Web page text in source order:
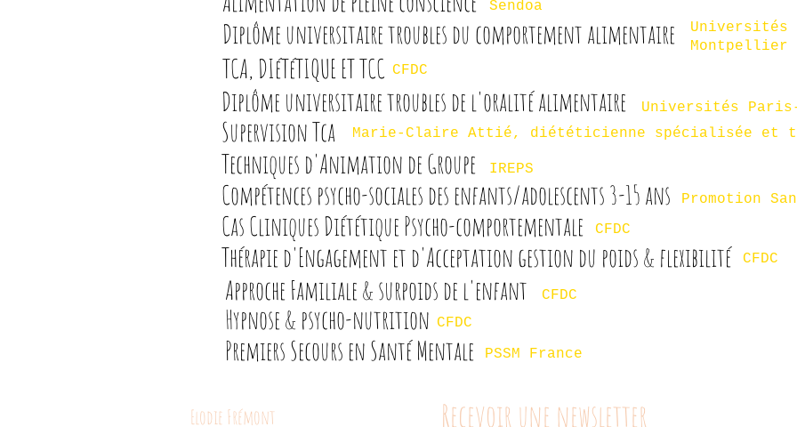
Sendoa
Diplôme universitaire troubles du comportement alimentaire
Universités
Montpellier
TCA, DIéTéTIQUE ET TCC CFDC
Diplôme universitaire troubles de l'oralité alimentaire Universités
Supervision Tca Marie-Claire Attié, diététicienne spécialisée et
Techniques d'Animation de Groupe IREPS
Compétences psycho-sociales des enfants/adolescents 3-15 ans Promotion
Cas Cliniques Diététique Psycho-comportementale CFDC
Thérapie d'Engagement et d'Acceptation gestion du poids & flexibilité CFDC
Approche Familiale & surpoids de l'enfant CFDC
Hypnose & psycho-nutrition CFDC
Premiers Secours en Santé Mentale PSSM France
Elodie Frémont Recevoir une newsletter